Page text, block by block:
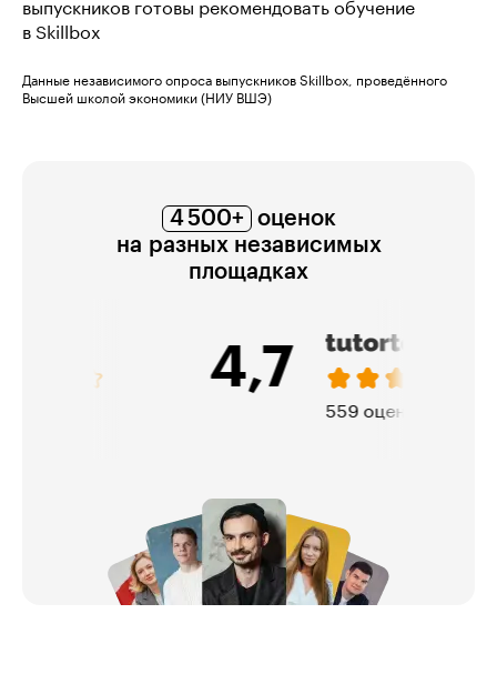
выпускников готовы рекомендовать обучение
в Skillbox
Данные независимого опроса выпускников Skillbox, проведённого
Высшей школой экономики (НИУ ВШЭ)
4 500+ оценок
на разных независимых
площадках
559 оценок